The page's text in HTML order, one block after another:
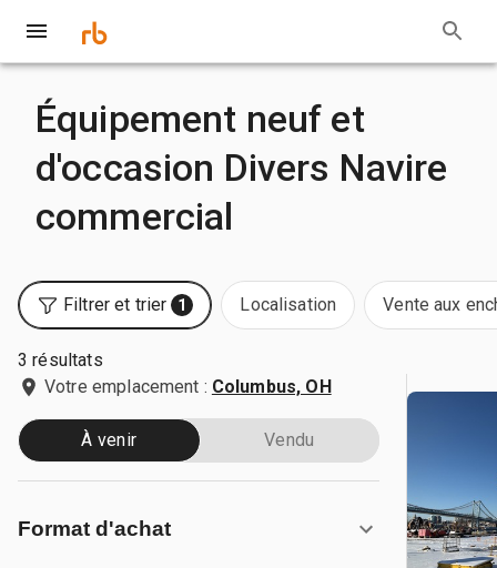
Équipement neuf et
d'occasion Divers Navire
commercial
Filtrer et trier 1 Localisation Vente aux
3 résultats
Votre emplacement : Columbus, OH
À venir Vendu
Format d'achat